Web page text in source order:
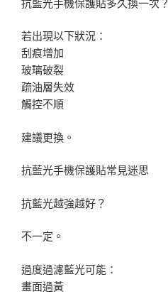
若出現以下狀況：
刮痕增加
玻璃破裂
疏油層失效
觸控不順
建議更換。
抗藍光手機保護貼常見迷思
抗藍光越強越好？
不一定。
過度過濾藍光可能：
畫面過黃